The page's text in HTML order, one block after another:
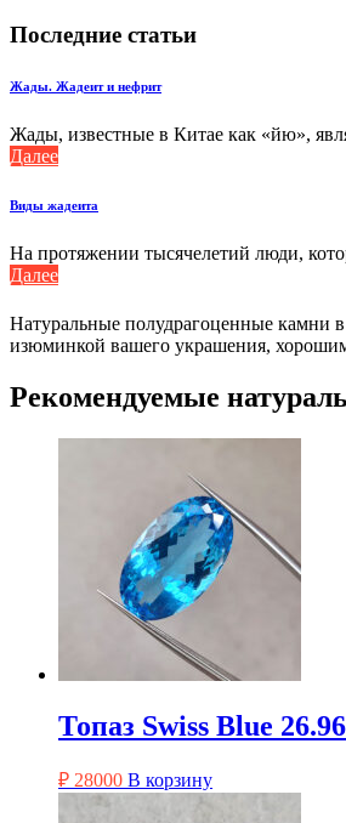
Последние статьи
Жады. Жадеит и нефрит
Жады, известные в Китае как «йю»,
Далее
Виды жадеита
На протяжении тысячелетий люди,
Далее
Натуральные полудрагоценные камни
изюминкой вашего украшения,
Рекомендуемые
Топаз Swiss Blue
₽ 28000 В корзину